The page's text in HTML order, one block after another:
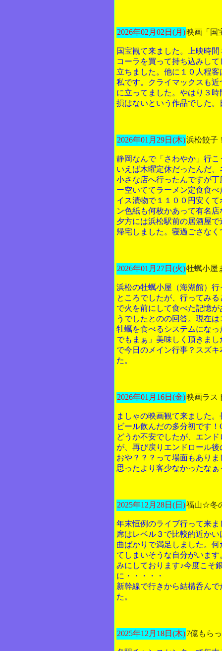
2026年02月02日(月)映画「国
国宝観て来ました。上映時
コーラを買って持ち込みし
立ちました。他に１０人程
私です。クライマックスも
に立ってました。やはり３
損はないという作品でした
2026年01月29日(木)浜松餃子
静岡なんで「さわやか」行
いえば木曜定休だったんだ
小さな店へ行ったんですが
ー空いててラーメン定食食
イス漬物で１１００円安く
ン色紙も何枚かあって有名
夕方には浜松駅前の居酒屋
帰宅しました。寝過ごさな
2026年01月27日(火)牡蠣小屋
浜松の牡蠣小屋（海湖館）
ところでしたが、行ってみ
で火を前にして食べた記憶
うでしたとのの回答。現在
牡蠣を食べるシステムにな
でもまぁ」美味しく頂きま
で今日のメイン行事？スズ
た。
2026年01月16日(金)映画ラス
ましゃの映画観て来ました
ビール飲んだの多分初です
どうか不安でしたが、エン
が、再び戻りエンドロール
おや？？？って場面もあり
思ったより客少なかったなぁ
2025年12月28日(日)福山☆冬
年末恒例のライブ行って来
席はレベル３で比較的近か
曲ばかりで満足しました。
てしまいそうな自分がいま
みにしております♪今度こそ
に・・・・・
新幹線で行きから結構呑ん
た。
2025年12月18日(木)7億もら